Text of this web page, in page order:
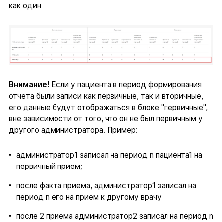
как один
Внимание! Если у пациента в период формирования
отчета были записи как первичные, так и вторичные,
его данные будут отображаться в блоке "первичные",
вне зависимости от того, что он не был первичным у
другого администратора. Пример:
администратор1 записал на период n пациента1 на
первичный прием;
после факта приема, администратор1 записал на
период n его на прием к другому врачу
после 2 приема администратор2 записал на период n